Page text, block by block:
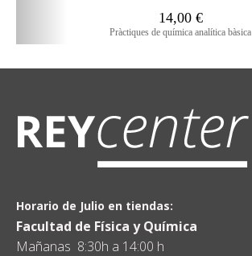
14,00 €
Pràctiques de química analítica bàsica
Horario de Julio en tiendas:
Facultad de Física y Química
Mañanas 8:30h a 14:00 h